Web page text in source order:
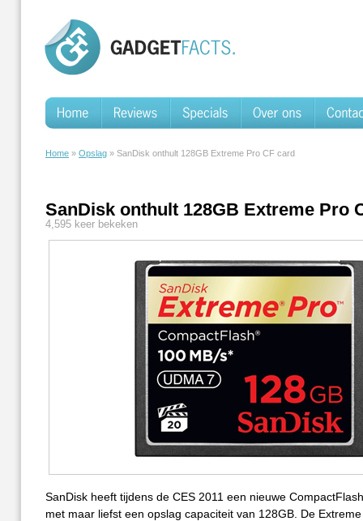
Home » Opslag » SanDisk onthult 128GB Extreme Pro CF card
SanDisk onthult 128GB Extreme Pro
4,595 keer bekeken
SanDisk heeft tijdens de CES 2011 een nieuwe
met maar liefst een opslag capaciteit van 128GB. De